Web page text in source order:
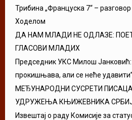
Трибина „Француска 7“ –
Ходелом
ДА НАМ МЛАДИ НЕ ОДЛАЗЕ:
ГЛАСОВИ МЛАДИХ
Председник УКС Милош Јанковић:
прокишњава, али се неће удавити”
МЕЂУНАРОДНИ СУСРЕТИ
УДРУЖЕЊА КЊИЖЕВНИКА
Извештај о раду Комисије за